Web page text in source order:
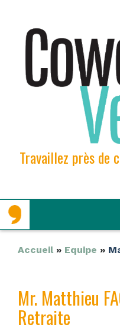
Travaillez près de
contenu
principal
contenu
secondaire
Accueil» Equipe »
Mr. Matthieu
Retraite